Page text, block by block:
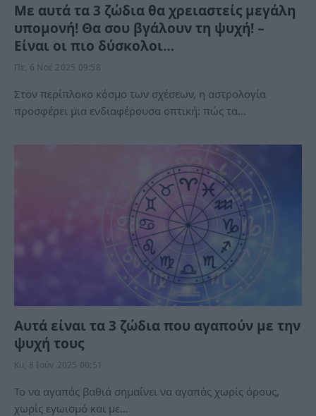
Με αυτά τα 3 ζώδια θα χρειαστείς μεγάλη
υπομονή! Θα σου βγάλουν τη ψυχή! –
Είναι οι πιο δύσκολοι…
Πε, 6 Νοέ 2025 09:58
Στον περίπλοκο κόσμο των σχέσεων, η αστρολογία
προσφέρει μια ενδιαφέρουσα οπτική: πώς τα…
Αυτά είναι τα 3 ζώδια που αγαπούν με την
ψυχή τους
Κυ, 8 Ιούν 2025 00:51
Το να αγαπάς βαθιά σημαίνει να αγαπάς χωρίς όρους,
χωρίς εγωισμό και με…